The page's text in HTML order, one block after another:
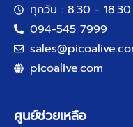
ทุกวัน : 8.30 - 18.30
094-545 7999
picoalive.com
ศูนย์ช่วยเหลือ